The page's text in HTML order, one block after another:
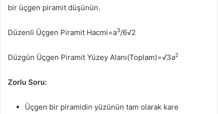
bir üçgen piramit düşünün.
Düzenli Üçgen Piramit Hacmi=a3/6√2
Düzgün Üçgen Piramit Yüzey Alanı(Toplam)=√3a2
Zorlu Soru:
Üçgen bir piramidin yüzünün tam olarak kare